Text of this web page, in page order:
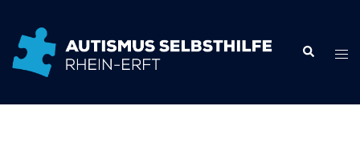
Inhalt
springen